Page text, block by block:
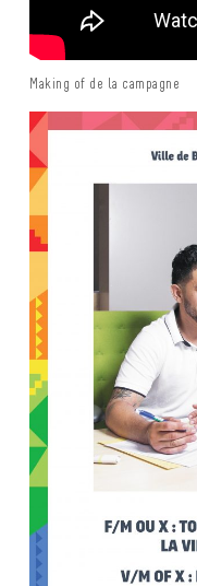
Making of de la campagne